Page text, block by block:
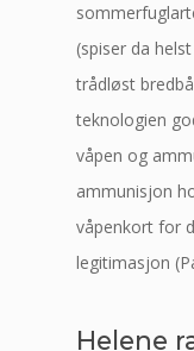
(spiser da
trådløst
teknologien
våpen og
ammunisjon
våpenkort for
legitimasjon
Helene